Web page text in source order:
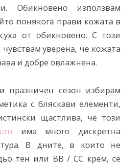
Обикновено използвам
понякога прави кожата в
от обикновено. С този
уверена, че кожата
и добре овлажнена.
празничен сезон избирам
с бляскави елементи,
щастлива, че този
има много дискретна
В дните, в които не
тен или BB / CC крем, се